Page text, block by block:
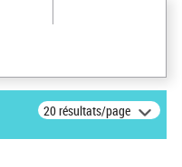
20 résultats/page